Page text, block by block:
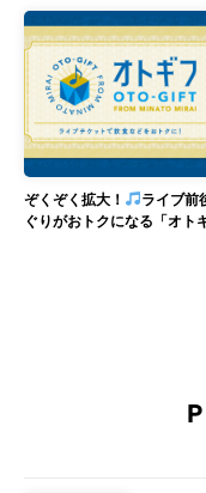
ぞくぞく拡大！
ライブ前
ぐりがおトクになる「オト